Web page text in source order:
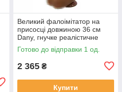
Великий фалоімітатор на
присосці довжиною 36 см
Dany, гнучке реалістичне
дилдо з ТПЕ, діаметр 5,6 см
Готово до відправки 1 од.
2 365 ₴
Купити